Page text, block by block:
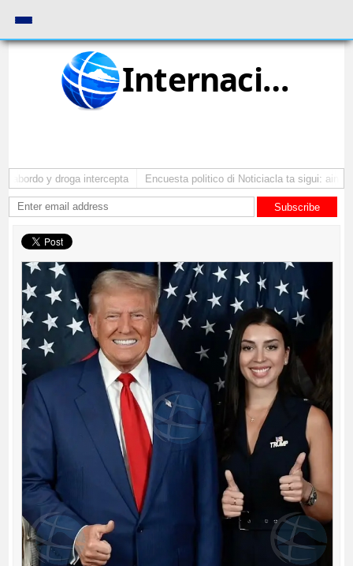
Internacional
y droga intercepta Encuesta politico di Noticiacla ta sigui: ainda
Subscribe